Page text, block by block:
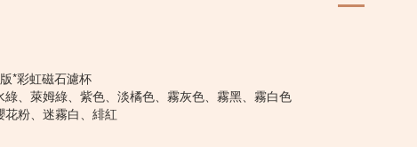
*彩虹磁石濾杯
、萊姆綠、紫色、淡橘色、霧灰色、霧黑、霧白色
粉、迷霧白、緋紅